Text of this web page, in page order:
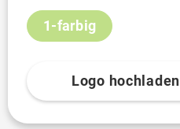
1-farbig
Logo hochladen